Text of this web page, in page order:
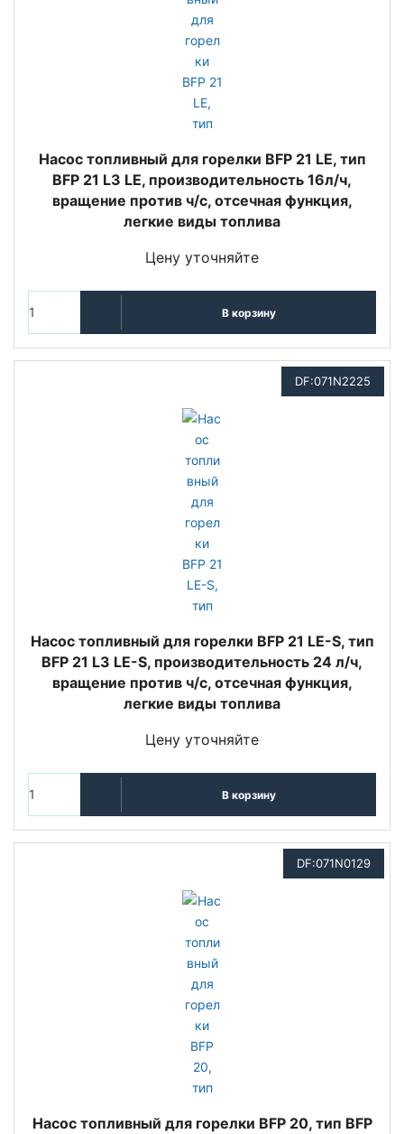
Насос топливный для горелки BFP 21 LE, тип
BFP 21 L3 LE, производительность 16л/ч,
вращение против ч/с, отсечная функция,
легкие виды топлива
Цену уточняйте
В корзину
DF:071N2225
Насос топливный для горелки BFP 21 LE-S, тип
BFP 21 L3 LE-S, производительность 24 л/ч,
вращение против ч/с, отсечная функция,
легкие виды топлива
Цену уточняйте
В корзину
DF:071N0129
Насос топливный для горелки BFP 20, тип BFP